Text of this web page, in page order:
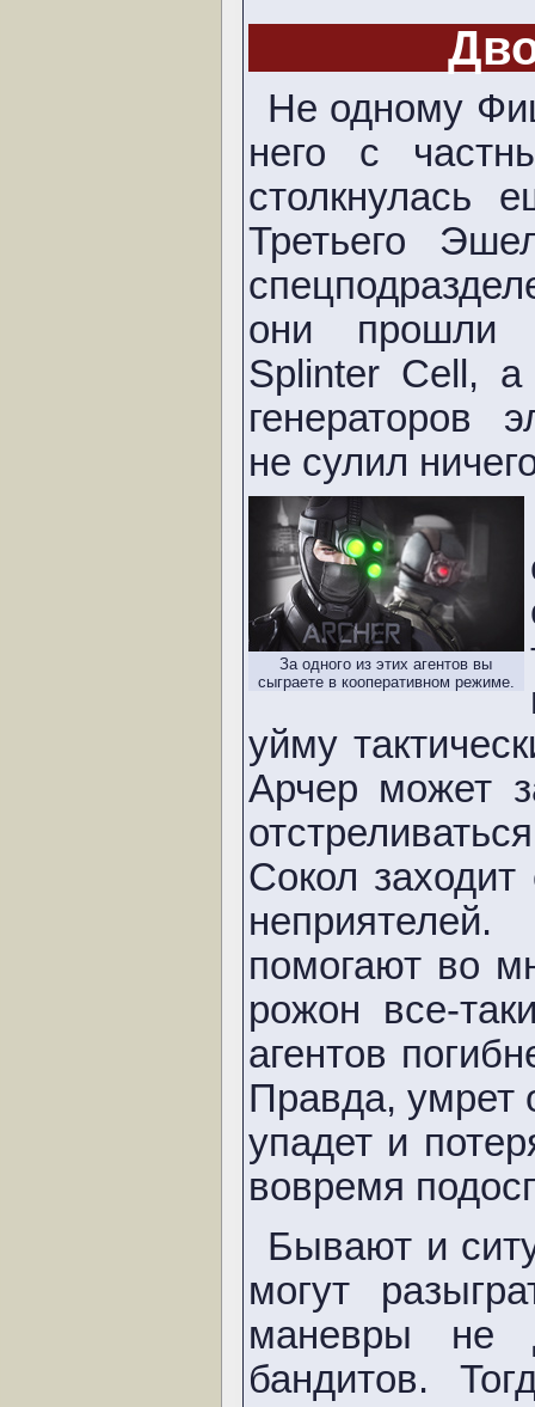
Не одному
него с
столкнулась
Третьего
они прошли
Splinter Cell,
генераторов
не сулил
За одного из этих агентов вы
сыграете в кооперативном режиме.
уйму
Арчер может
Сокол
помогают во
рожон все-
агентов
Правда, умрет
упадет и
вовремя
Бывают и
могут
маневры не
бандитов.